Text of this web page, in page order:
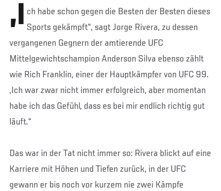
„I ch habe schon gegen die Besten der Besten dieses
Sports gekämpft“, sagt Jorge Rivera, zu dessen
vergangenen Gegnern der amtierende UFC
Mittelgewichtschampion Anderson Silva ebenso zählt
wie Rich Franklin, einer der Hauptkämpfer von UFC 99.
„Ich war zwar nicht immer erfolgreich, aber momentan
habe ich das Gefühl, dass es bei mir endlich richtig gut
läuft.“
Das war in der Tat nicht immer so: Rivera blickt auf eine
Karriere mit Höhen und Tiefen zurück, in der UFC
gewann er bis noch vor kurzem nie zwei Kämpfe